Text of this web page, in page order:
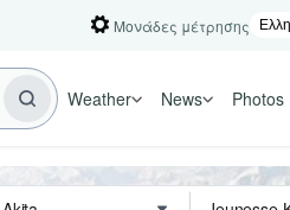
Μονάδες μέτρησης
Weather News Photos